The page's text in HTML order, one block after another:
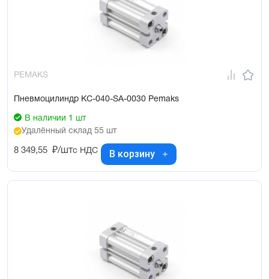
PEMAKS
Пневмоцилиндр KC-040-SA-0030 Pemaks
В наличии 1 шт
Удалённый склад 55 шт
8 349,55 ₽/штс НДС В корзину